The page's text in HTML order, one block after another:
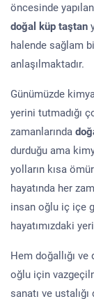
öncesinde
doğal küp taştan
halende sağlam
anlaşılmaktadır.
Günümüzde
yerini tutmadığı
zamanlarında
durduğu ama
yolların kısa
hayatında her
insan oğlu iç içe
hayatımızdaki
Hem doğallığı ve
oğlu için
sanatı ve